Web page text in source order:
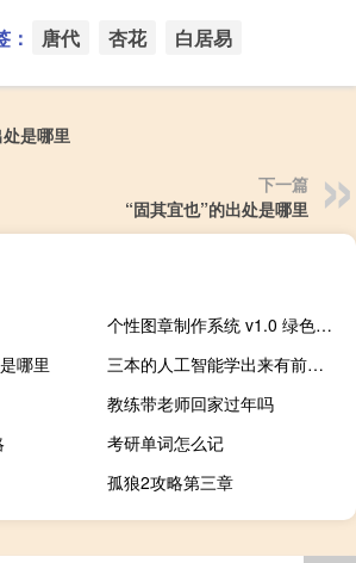
： 唐代 杏花 白居易
是哪里
下一篇
“固其宜也”的出处是哪里
个性图章制作系统 v1.0 绿色简易版（个性图章制作系统 v1.0 绿色简易版功能简介）
哪里
三本的人工智能学出来有前途吗
教练带老师回家过年吗
考研单词怎么记
孤狼2攻略第三章